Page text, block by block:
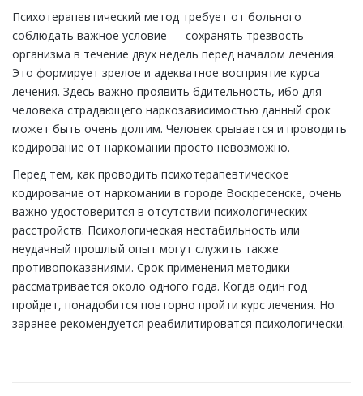
Психотерапевтический метод требует от больного
соблюдать важное условие — сохранять трезвость
организма в течение двух недель перед началом лечения.
Это формирует зрелое и адекватное восприятие курса
лечения. Здесь важно проявить бдительность, ибо для
человека страдающего наркозависимостью данный срок
может быть очень долгим. Человек срывается и проводить
кодирование от наркомании просто невозможно.
Перед тем, как проводить психотерапевтическое
кодирование от наркомании в городе Воскресенске, очень
важно удостоверится в отсутствии психологических
расстройств. Психологическая нестабильность или
неудачный прошлый опыт могут служить также
противопоказаниями. Срок применения методики
рассматривается около одного года. Когда один год
пройдет, понадобится повторно пройти курс лечения. Но
заранее рекомендуется реабилитироватся психологически.